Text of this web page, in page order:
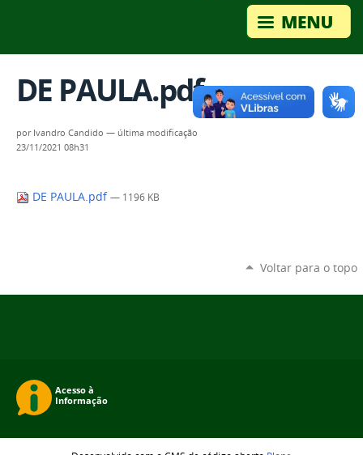
DE PAULA.pdf
por Ivandro Candido — última modificação
23/11/2021 08h31
DE PAULA.pdf — 1196 KB
Voltar para o topo